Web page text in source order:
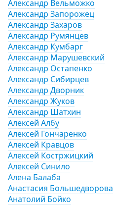
Александр Вельможко
Александр Запорожец
Александр Захаров
Александр Румянцев
Александр Кумбарг
Александр Марушевский
Александр Остапенко
Александр Сибирцев
Александр Дворник
Александр Жуков
Александр Шатхин
Алексей Албу
Алексей Гончаренко
Алексей Кравцов
Алексей Костржицкий
Алексей Синило
Алена Балаба
Анастасия Большедворова
Анатолий Бойко